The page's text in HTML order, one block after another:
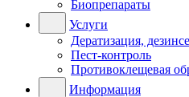
Биопрепараты
Услуги
Дератизация,
Пест-контроль
Противоклещевая
Информация